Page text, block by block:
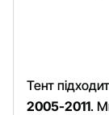
Тент
2005-2011.